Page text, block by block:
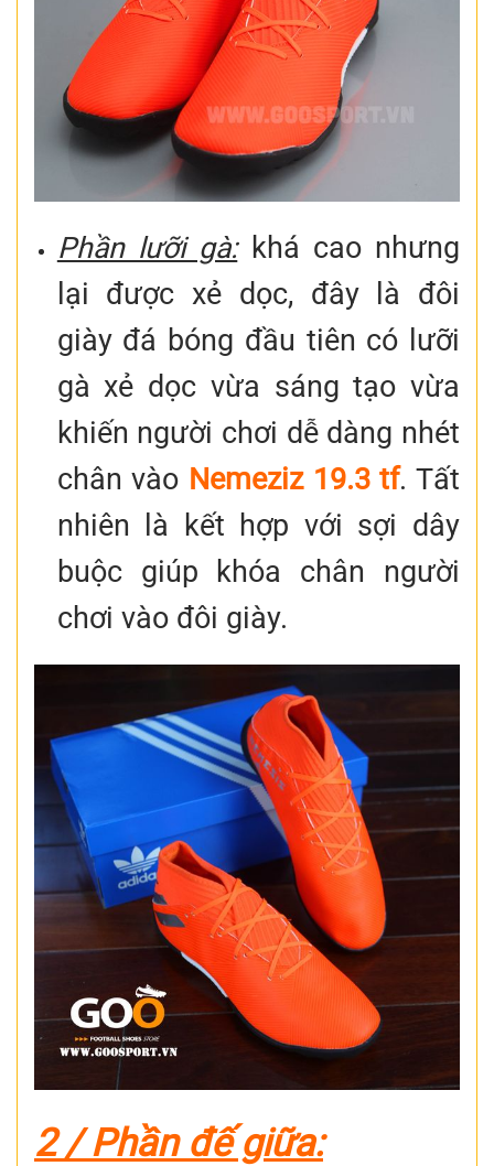
Phần lưỡi gà:khá cao nhưng
lại được xẻ dọc, đây là đôi
giày đá bóng đầu tiên có lưỡi
gà xẻ dọc vừa sáng tạo vừa
khiến người chơi dễ dàng nhét
chân vào Nemeziz 19.3 tf. Tất
nhiên là kết hợp với sợi dây
buộc giúp khóa chân người
chơi vào đôi giày.
2 / Phần đế giữa: